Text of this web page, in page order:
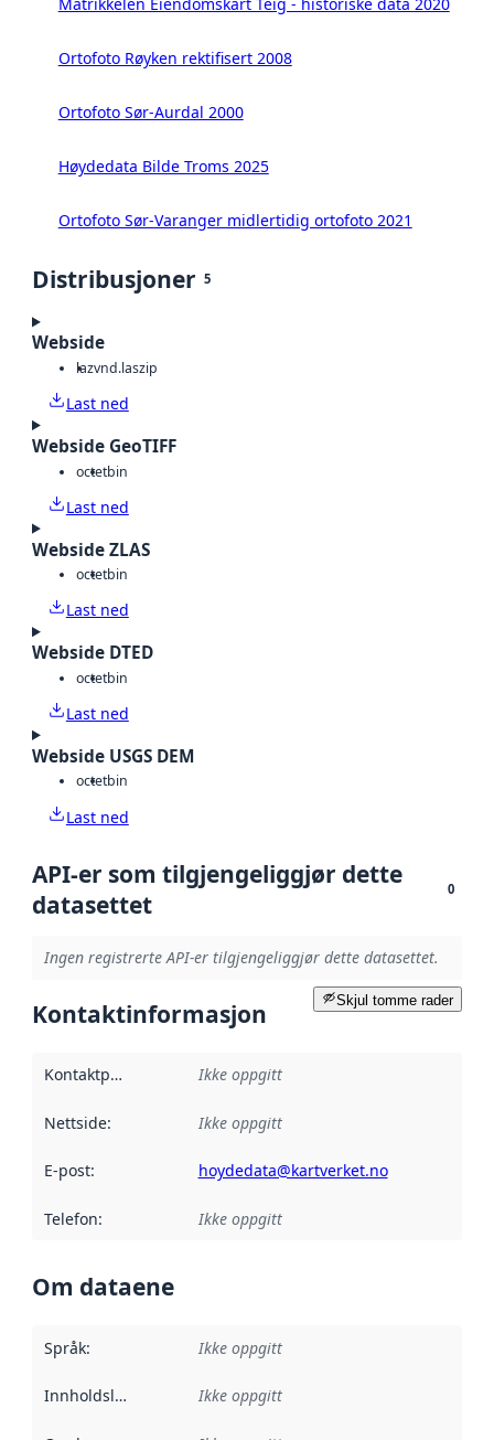
Matrikkelen Eiendomskart Teig - historiske data 2020
Ortofoto Røyken rektifisert 2008
Ortofoto Sør-Aurdal 2000
Høydedata Bilde Troms 2025
Ortofoto Sør-Varanger midlertidig ortofoto 2021
Distribusjoner 5
Webside
lazvnd.laszip
Last ned
Webside GeoTIFF
octetbin
Last ned
Webside ZLAS
octetbin
Last ned
Webside DTED
octetbin
Last ned
Webside USGS DEM
octetbin
Last ned
API-er som tilgjengeliggjør dette
datasettet
0
Ingen registrerte API-er tilgjengeliggjør dette datasettet.
Skjul tomme rader
Kontaktinformasjon
Kontaktpunkt Ikke oppgitt
Nettside: Ikke oppgitt
E-post: hoydedata@kartverket.no
Telefon: Ikke oppgitt
Om dataene
Språk: Ikke oppgitt
Innholdsleverandører :
Ikke oppgitt